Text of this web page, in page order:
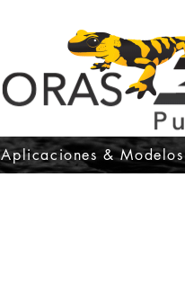
Aplicaciones & Modelos